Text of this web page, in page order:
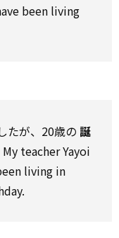
been living
たが、20歳の 誕
teacher Yayoi
living in